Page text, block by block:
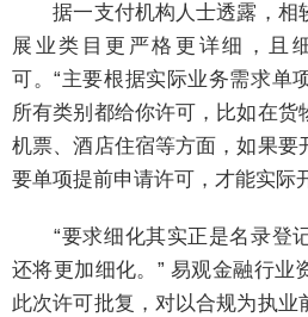
据一支付机构人士透露，相
展业类目更严格更详细，且
可。“主要根据实际业务需求单
所有类别都给你许可，比如在货
机票、酒店住宿等方面，如果要
要单项提前申请许可，才能实际
“要求细化其实正是名录登
还将更加细化。” 易观金融行业
此次许可批复，对以合规为执业